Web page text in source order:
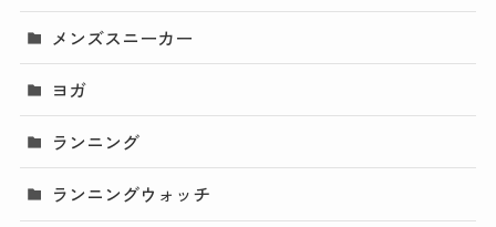
メンズスニーカー
ヨガ
ランニング
ランニングウォッチ